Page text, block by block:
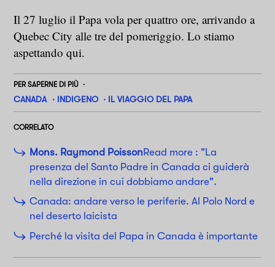
Il 27 luglio il Papa vola per quattro ore, arrivando a
Quebec City alle tre del pomeriggio. Lo stiamo
aspettando qui.
PER SAPERNE DI PIÙ
CANADA INDIGENO IL VIAGGIO DEL PAPA
CORRELATO
Mons. Raymond PoissonRead more : "La
presenza del Santo Padre in Canada ci guiderà
nella direzione in cui dobbiamo andare".
Canada: andare verso le periferie. Al Polo Nord e
nel deserto laicista
Perché la visita del Papa in Canada è importante